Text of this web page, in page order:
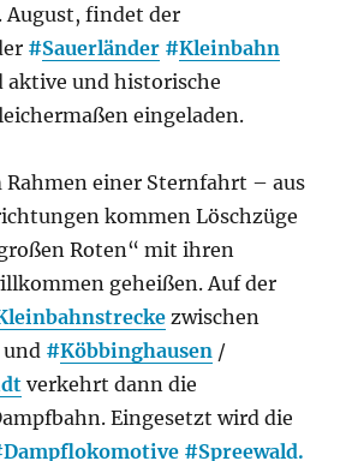
August, findet der
#Sauerländer #Kleinbahn
aktive und historische
eingeladen.
Rahmen einer Sternfahrt – aus
kommen Löschzüge
Roten“ mit ihren
geheißen. Auf der
zwischen
und #Köbbinghausen /
verkehrt dann die
Eingesetzt wird die
Dampflokomotive #Spreewald.